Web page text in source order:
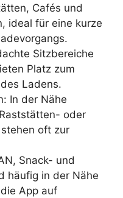
Cafés und
ideal für eine kurze
Sitzbereiche
Platz zum
Ladens.
In der Nähe
oder
oft zur
Snack- und
häufig in der Nähe
App auf